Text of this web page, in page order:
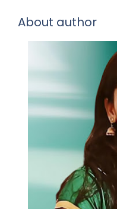
About author